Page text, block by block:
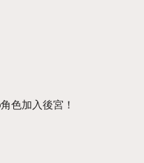
色加入後宮！